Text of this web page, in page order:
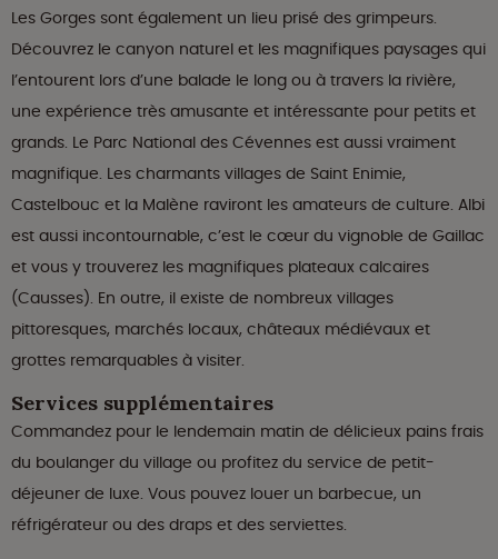
Les Gorges sont également un lieu prisé des grimpeurs.
Découvrez le canyon naturel et les magnifiques paysages qui
l’entourent lors d’une balade le long ou à travers la rivière,
une expérience très amusante et intéressante pour petits et
grands. Le Parc National des Cévennes est aussi vraiment
magnifique. Les charmants villages de Saint Enimie,
Castelbouc et la Malène raviront les amateurs de culture. Albi
est aussi incontournable, c’est le cœur du vignoble de Gaillac
et vous y trouverez les magnifiques plateaux calcaires
(Causses). En outre, il existe de nombreux villages
pittoresques, marchés locaux, châteaux médiévaux et
grottes remarquables à visiter.
Services supplémentaires
Commandez pour le lendemain matin de délicieux pains frais
du boulanger du village ou profitez du service de petit-
déjeuner de luxe. Vous pouvez louer un barbecue, un
réfrigérateur ou des draps et des serviettes.